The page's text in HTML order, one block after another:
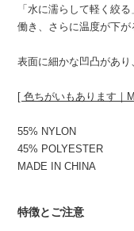
「水に濡らして軽く絞
働き、さらに温度が下が
表面に細かな凹凸があ
[ 色ちがいもあります｜
55% NYLON
45% POLYESTER
MADE IN CHINA
特徴とご注意